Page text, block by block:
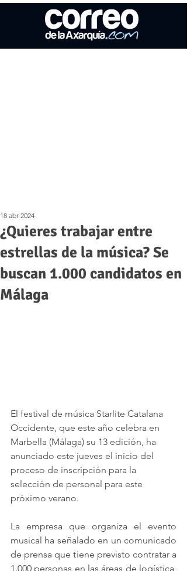
¿Quieres trabajar entre
estrellas de la música? Se
buscan 1.000 candidatos en
Málaga
18 abr 2024
El festival de música Starlite Catalana
Occidente, que este año celebra en
Marbella (Málaga) su 13 edición, ha
anunciado este jueves el inicio del
proceso de inscripción para la
selección de personal para este
próximo verano.
La empresa que organiza el evento
musical ha señalado en un comunicado
de prensa que tiene previsto contratar a
1.000 personas en las áreas de logística,